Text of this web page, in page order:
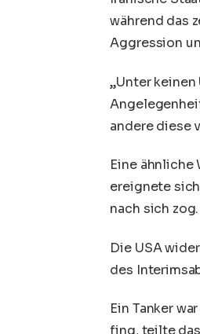
während das
Aggression
„Unter
andere diese
Eine
ereignete
nach sich zog.
Die USA
des
Ein Tanker